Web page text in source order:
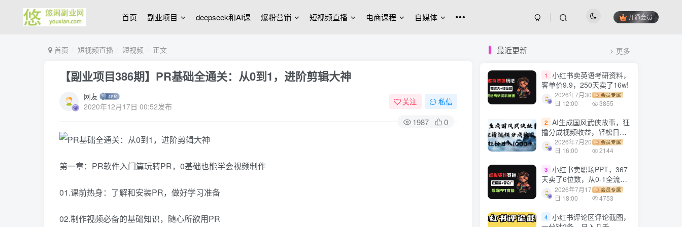
首页 副业项目 deepseek和AI课 爆粉营销 短视频直播 电商课程 自媒体 开通会员
首页 短视频直播 短视频 正文
【副业项目386期】PR基础全通关：从0到1，进阶剪辑大神
网友
2020年12月17日 00:52发布
关注 私信
1987 0
第一章：PR软件入门篇玩转PR，0基础也能学会视频制作
01.课前热身：了解和安装PR，做好学习准备
02.制作视频必备的基础知识，随心所欲用PR
最近更新 更多
1
小红书卖英语考研资料，
客单价9.9，250天卖了16w!
2026年7月30
日 12:00
会员专属
3855
2 AI生成国风武侠故事，狂
撸分成视频收益，轻松日入
1000+【可多平台分发】！
2026年7月20
日 16:00
会员专属
2144
3 小红书卖职场PPT，367
天卖了6位数，从0-1全流程
讲解2026年7月17
日 18:00
会员专属
4753
4 小红书评论区评论截图，